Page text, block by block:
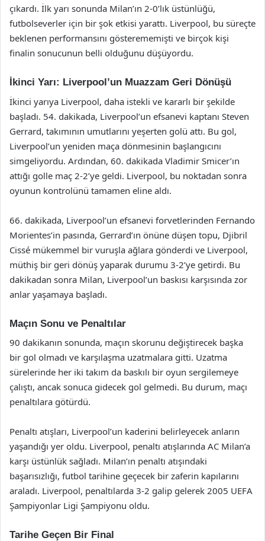
çıkardı. İlk yarı sonunda Milan’ın 2-0’lık üstünlüğü,
futbolseverler için bir şok etkisi yarattı. Liverpool, bu süreçte
beklenen performansını gösterememişti ve birçok kişi
finalin sonucunun belli olduğunu düşüyordu.
İkinci Yarı: Liverpool’un Muazzam Geri Dönüşü
İkinci yarıya Liverpool, daha istekli ve kararlı bir şekilde
başladı. 54. dakikada, Liverpool’un efsanevi kaptanı Steven
Gerrard, takımının umutlarını yeşerten golü attı. Bu gol,
Liverpool’un yeniden maça dönmesinin başlangıcını
simgeliyordu. Ardından, 60. dakikada Vladimir Smicer’ın
attığı golle maç 2-2’ye geldi. Liverpool, bu noktadan sonra
oyunun kontrolünü tamamen eline aldı.
66. dakikada, Liverpool’un efsanevi forvetlerinden Fernando
Morientes’in pasında, Gerrard’ın önüne düşen topu, Djibril
Cissé mükemmel bir vuruşla ağlara gönderdi ve Liverpool,
müthiş bir geri dönüş yaparak durumu 3-2’ye getirdi. Bu
dakikadan sonra Milan, Liverpool’un baskısı karşısında zor
anlar yaşamaya başladı.
Maçın Sonu ve Penaltılar
90 dakikanın sonunda, maçın skorunu değiştirecek başka
bir gol olmadı ve karşılaşma uzatmalara gitti. Uzatma
sürelerinde her iki takım da baskılı bir oyun sergilemeye
çalıştı, ancak sonuca gidecek gol gelmedi. Bu durum, maçı
penaltılara götürdü.
Penaltı atışları, Liverpool’un kaderini belirleyecek anların
yaşandığı yer oldu. Liverpool, penaltı atışlarında AC Milan’a
karşı üstünlük sağladı. Milan’ın penaltı atışındaki
başarısızlığı, futbol tarihine geçecek bir zaferin kapılarını
araladı. Liverpool, penaltılarda 3-2 galip gelerek 2005 UEFA
Şampiyonlar Ligi Şampiyonu oldu.
Tarihe Geçen Bir Final